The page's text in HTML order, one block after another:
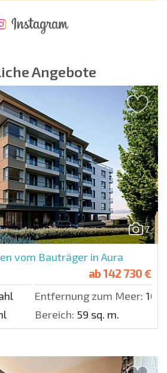
Angebote
7
vom Bauträger in Aura
ab142 730 €
Entfernung zum Meer: 100
Bereich: 59 sq. m.